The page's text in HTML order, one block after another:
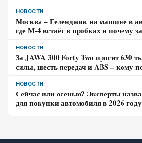
НОВОСТИ
Москва – Геленджик на машине в
где М-4 встаёт в пробках и почему
НОВОСТИ
За JAWA 300 Forty Two просят 630
силы, шесть передач и ABS – кому
НОВОСТИ
Сейчас или осенью? Эксперты
для покупки автомобиля в 2026 году